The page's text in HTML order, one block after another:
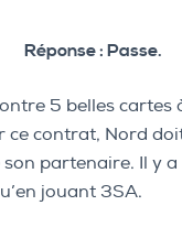
Réponse : Passe.
5 belles cartes
ce contrat, Nord
partenaire. Il y
jouant 3SA.